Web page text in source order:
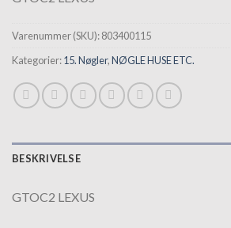
Varenummer (SKU):803400115
Kategorier:15. Nøgler,NØGLE HUSE ETC.
BESKRIVELSE
GTOC2 LEXUS